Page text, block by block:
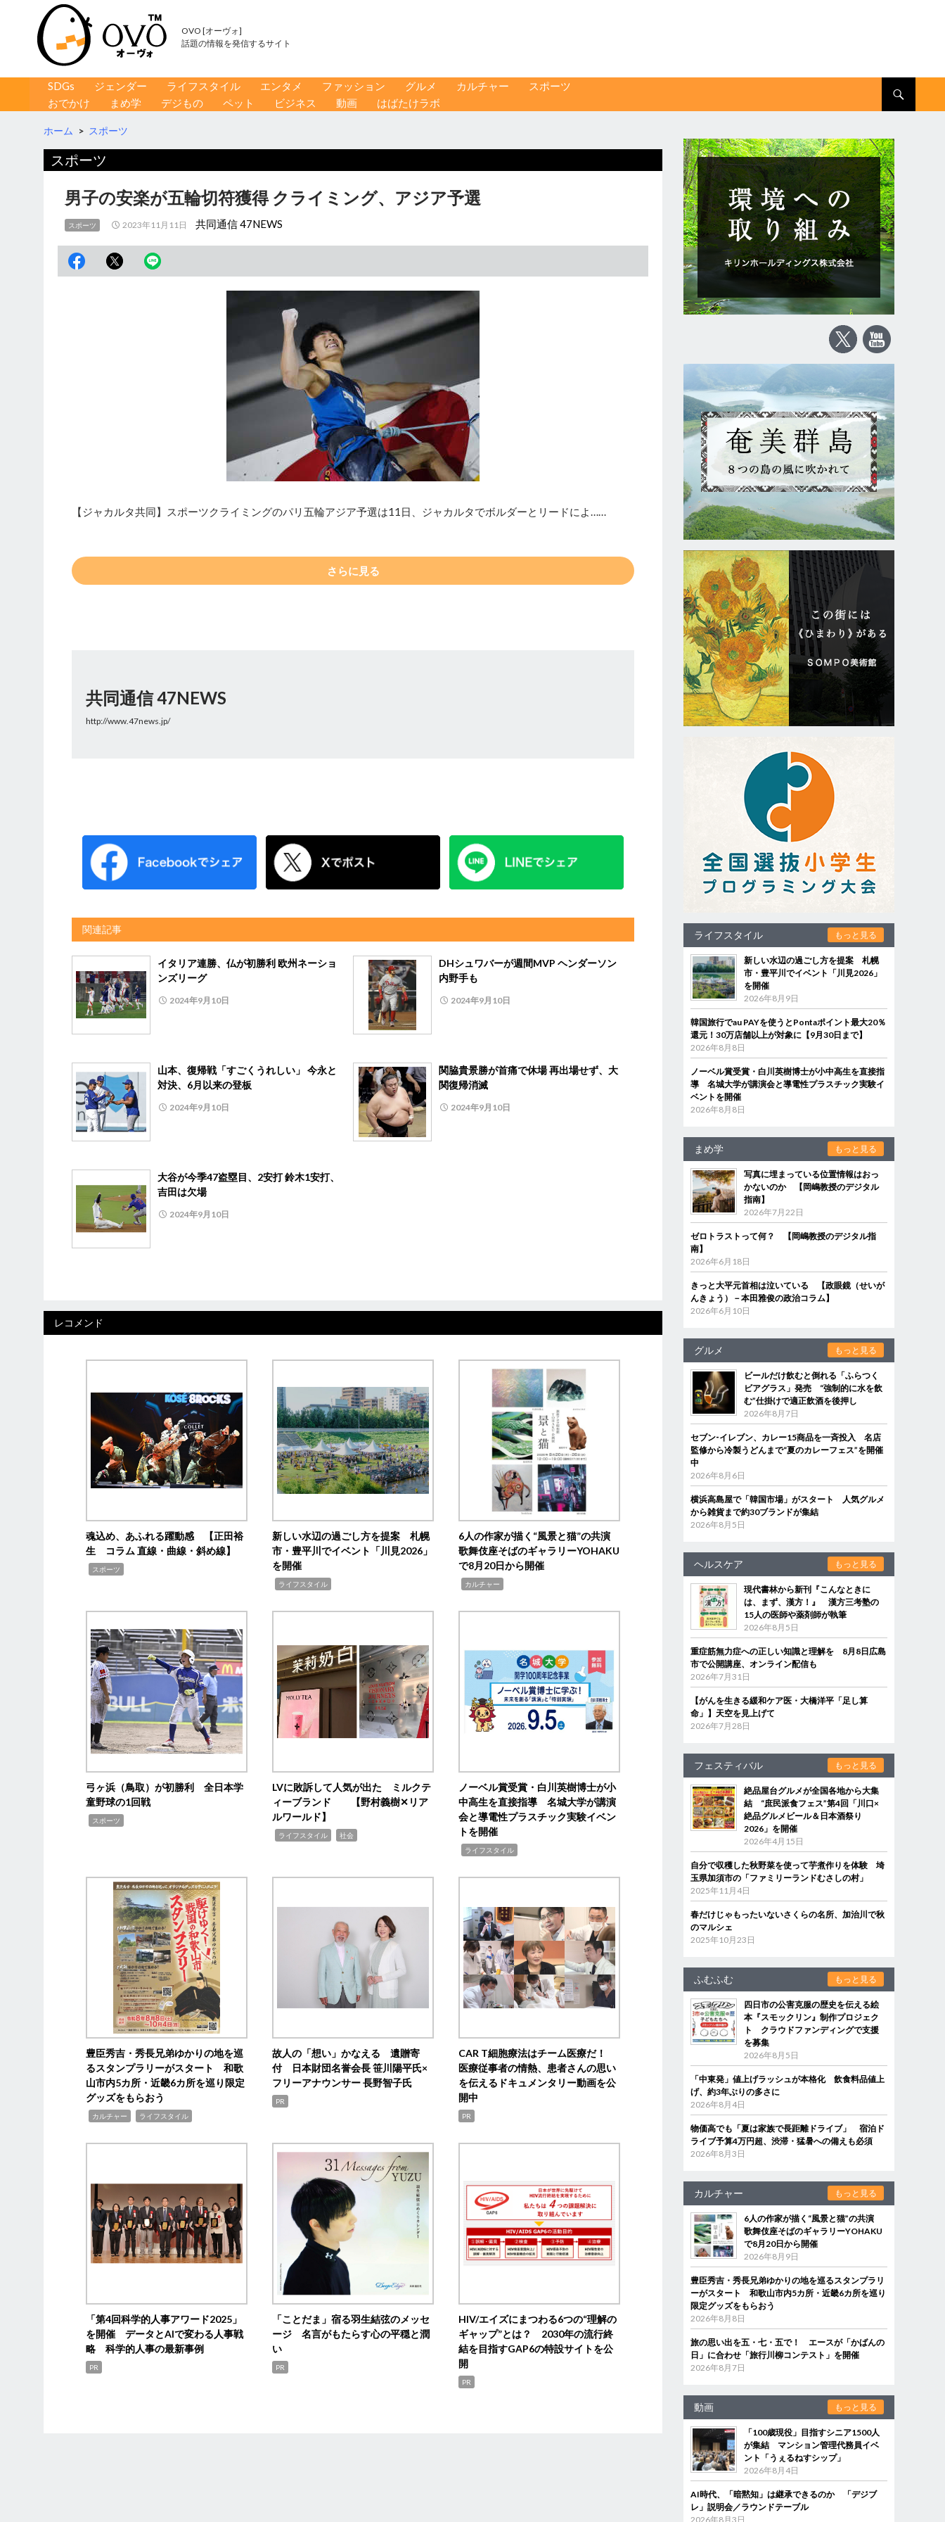
OVO [オーヴォ]
話題の情報を発信するサイト
コンテンツへ移動
SDGs ジェンダー ライフスタイル エンタメ ファッション グルメ カルチャー
スポーツ
おでかけ
まめ学 デジもの ペット ビジネス 動画 はばたけラボ
ホーム > スポーツ
スポーツ
男子の安楽が五輪切符獲得 クライミング、アジア予選
スポーツ 2023年11月11日 共同通信 47NEWS
【ジャカルタ共同】スポーツクライミングのパリ五輪アジア予選は11日、ジャカルタでボルダーとリードによ……
さらに見る
共同通信 47NEWS
http://www.47news.jp/
関連記事
イタリア連勝、仏が初勝利 欧州ネーショ
ンズリーグ
2024年9月10日
DHシュワバーが週間MVP ヘンダーソン
内野手も
2024年9月10日
山本、復帰戦「すごくうれしい」 今永と
対決、6月以来の登板
2024年9月10日
関脇貴景勝が首痛で休場 再出場せず、大
関復帰消滅
2024年9月10日
大谷が今季47盗塁目、2安打 鈴木1安打、
吉田は欠場
2024年9月10日
レコメンド
魂込め、あふれる躍動感 【正田裕
生 コラム 直線・曲線・斜め線】
スポーツ
新しい水辺の過ごし方を提案 札幌
市・豊平川でイベント「川見2026」
を開催
ライフスタイル
6人の作家が描く“風景と猫”の共演
歌舞伎座そばのギャラリーYOHAKU
で8月20日から開催
カルチャー
弓ヶ浜（鳥取）が初勝利 全日本学
童野球の1回戦
スポーツ
LVに敗訴して人気が出た ミルクテ
ィーブランド 【野村義樹✕リア
ルワールド】
ライフスタイル 社会
ノーベル賞受賞・白川英樹博士が小
中高生を直接指導 名城大学が講演
会と導電性プラスチック実験イベン
トを開催
ライフスタイル
豊臣秀吉・秀長兄弟ゆかりの地を巡
るスタンプラリーがスタート 和歌
山市内5カ所・近畿6カ所を巡り限定
グッズをもらおう
カルチャー ライフスタイル
故人の「想い」かなえる 遺贈寄
付 日本財団名誉会長 笹川陽平氏×
フリーアナウンサー 長野智子氏
PR
CAR T細胞療法はチーム医療だ！
医療従事者の情熱、患者さんの思い
を伝えるドキュメンタリー動画を公
開中
PR
「第4回科学的人事アワード2025」
を開催 データとAIで変わる人事戦
略 科学的人事の最新事例
PR
「ことだま」宿る羽生結弦のメッセ
ージ 名言がもたらす心の平穏と潤
い
PR
HIV/エイズにまつわる6つの“理解の
ギャップ”とは？ 2030年の流行終
結を目指すGAP6の特設サイトを公
開
PR
ライフスタイル もっと見る
新しい水辺の過ごし方を提案 札幌
市・豊平川でイベント「川見2026」
を開催
2026年8月9日
韓国旅行でau PAYを使うとPontaポイント最大20％
還元！30万店舗以上が対象に【9月30日まで】
2026年8月8日
ノーベル賞受賞・白川英樹博士が小中高生を直接指
導 名城大学が講演会と導電性プラスチック実験イ
ベントを開催
2026年8月8日
まめ学 もっと見る
写真に埋まっている位置情報はおっ
かないのか 【岡嶋教授のデジタル
指南】
2026年7月22日
ゼロトラストって何？ 【岡嶋教授のデジタル指
南】
2026年6月18日
きっと大平元首相は泣いている 【政眼鏡（せいが
んきょう）－本田雅俊の政治コラム】
2026年6月10日
グルメ もっと見る
ビールだけ飲むと倒れる「ふらつく
ビアグラス」発売 “強制的に水を飲
む”仕掛けで適正飲酒を後押し
2026年8月7日
セブン‐イレブン、カレー15商品を一斉投入 名店
監修から冷製うどんまで“夏のカレーフェス”を開催
中
2026年8月6日
横浜高島屋で「韓国市場」がスタート 人気グルメ
から雑貨まで約30ブランドが集結
2026年8月5日
ヘルスケア もっと見る
現代書林から新刊『こんなときに
は、まず、漢方！』 漢方三考塾の
15人の医師や薬剤師が執筆
2026年8月5日
重症筋無力症への正しい知識と理解を 8月8日広島
市で公開講座、オンライン配信も
2026年7月31日
【がんを生きる緩和ケア医・大橋洋平「足し算
命」】天空を見上げて
2026年7月28日
フェスティバル もっと見る
絶品屋台グルメが全国各地から大集
結 “庶民派食フェス”第4回「川口×
絶品グルメビール＆日本酒祭り
2026」を開催
2026年4月15日
自分で収穫した秋野菜を使って芋煮作りを体験 埼
玉県加須市の「ファミリーランドむさしの村」
2025年11月4日
春だけじゃもったいないさくらの名所、加治川で秋
のマルシェ
2025年10月23日
ふむふむ もっと見る
四日市の公害克服の歴史を伝える絵
本『スモックリン』制作プロジェク
ト クラウドファンディングで支援
を募集
2026年8月5日
「中東発」値上げラッシュが本格化 飲食料品値上
げ、約3年ぶりの多さに
2026年8月4日
物価高でも「夏は家族で長距離ドライブ」 宿泊ド
ライブ予算4万円超、渋滞・猛暑への備えも必須
2026年8月3日
カルチャー もっと見る
6人の作家が描く“風景と猫”の共演
歌舞伎座そばのギャラリーYOHAKU
で8月20日から開催
2026年8月9日
豊臣秀吉・秀長兄弟ゆかりの地を巡るスタンプラリ
ーがスタート 和歌山市内5カ所・近畿6カ所を巡り
限定グッズをもらおう
2026年8月8日
旅の思い出を五・七・五で！ エースが「かばんの
日」に合わせ「旅行川柳コンテスト」を開催
2026年8月7日
動画 もっと見る
「100歳現役」目指すシニア1500人
が集結 マンション管理代務員イベ
ント「うぇるねすシップ」
2026年8月4日
AI時代、「暗黙知」は継承できるのか 「デジブ
レ」説明会／ラウンドテーブル
2026年8月3日